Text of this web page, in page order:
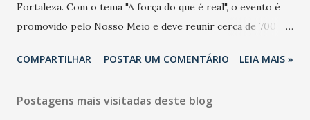
Fortaleza. Com o tema "A força do que é real", o evento é
promovido pelo Nosso Meio e deve reunir cerca de 700
e lideranças do Mercado Nacional. Desde 2022, o NM2B
de negócios do Nordeste, reunindo profissionais de marcas
COMPARTILHAR POSTAR UM COMENTÁRIO LEIA MAIS »
Postagens mais visitadas deste blog